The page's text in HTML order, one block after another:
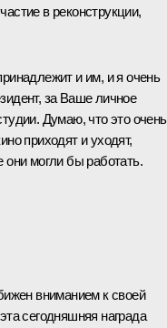
в реконструкции,
и им, и я очень
за Ваше личное
Думаю, что это очень
приходят и уходят,
могли бы работать.
вниманием к своей
сегодняшняя награда